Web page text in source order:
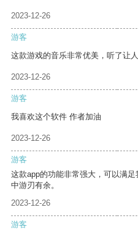
2023-12-26
游客
这款游戏的音乐非常优美，听了让人
2023-12-26
游客
我喜欢这个软件 作者加油
2023-12-26
游客
这款app的功能非常强大，可以满
中游刃有余。
2023-12-26
游客